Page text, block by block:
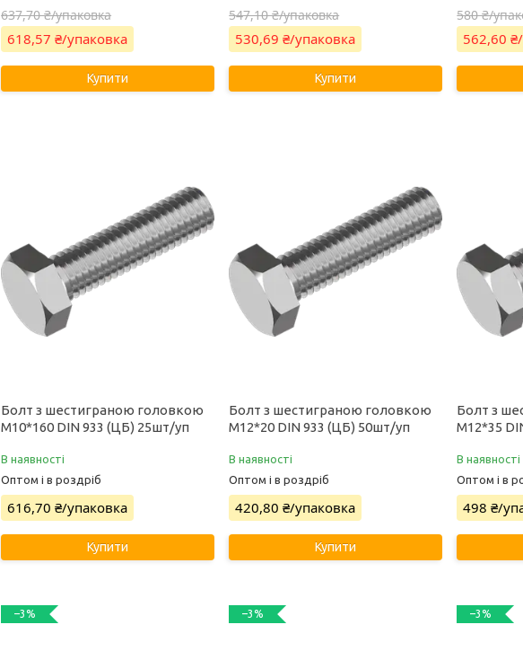
637,70 ₴/упаковка
618,57 ₴/упаковка
Купити
547,10 ₴/упаковка
530,69 ₴/упаковка
Купити
580 ₴/
562,60
Болт з шестиграною головкою
М10*160 DIN 933 (ЦБ) 25шт/уп
В наявності
Оптом і в роздріб
616,70 ₴/упаковка
Купити
Болт з шестиграною головкою
М12*20 DIN 933 (ЦБ) 50шт/уп
В наявності
Оптом і в роздріб
420,80 ₴/упаковка
Купити
Болт з
М12*35
В наявності
Оптом і в
498 ₴/
–3% –3% –3%